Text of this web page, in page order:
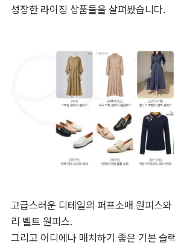
성장한 라이징 상품들을 살펴봤습니다.
고급스러운 디테일의 퍼프소매 원피스와
리 벨트 원피스.
그리고 어디에나 매치하기 좋은 기본 슬